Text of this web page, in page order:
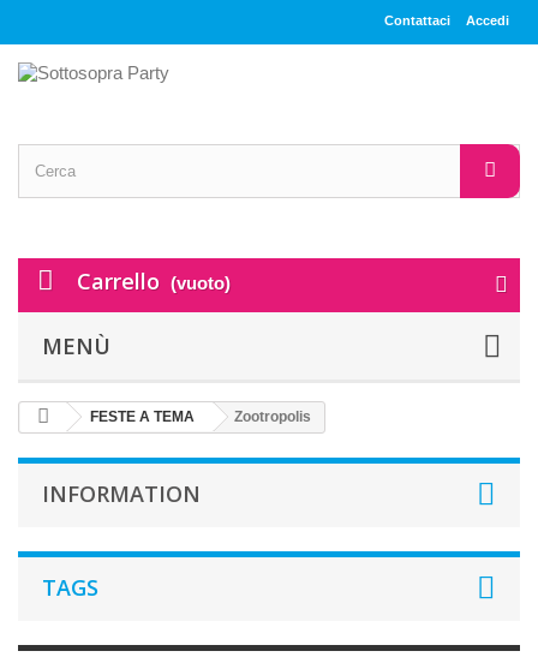
Accedi
Contattaci
Carrello (vuoto)
MENÙ
FESTE A TEMA Zootropolis
INFORMATION
TAGS